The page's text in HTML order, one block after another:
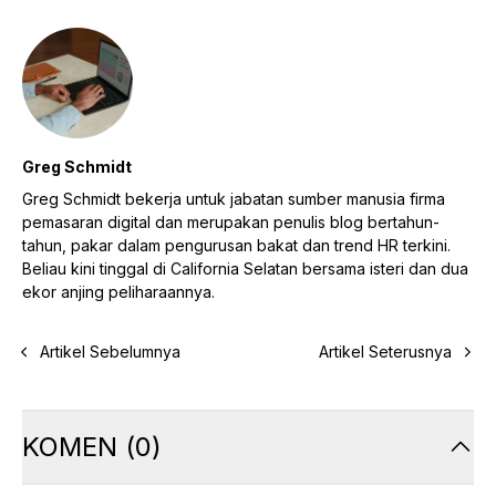
Greg Schmidt
Greg Schmidt bekerja untuk jabatan sumber manusia firma
pemasaran digital dan merupakan penulis blog bertahun-
tahun, pakar dalam pengurusan bakat dan trend HR terkini.
Beliau kini tinggal di California Selatan bersama isteri dan dua
ekor anjing peliharaannya.
Artikel Sebelumnya Artikel Seterusnya
KOMEN (0)